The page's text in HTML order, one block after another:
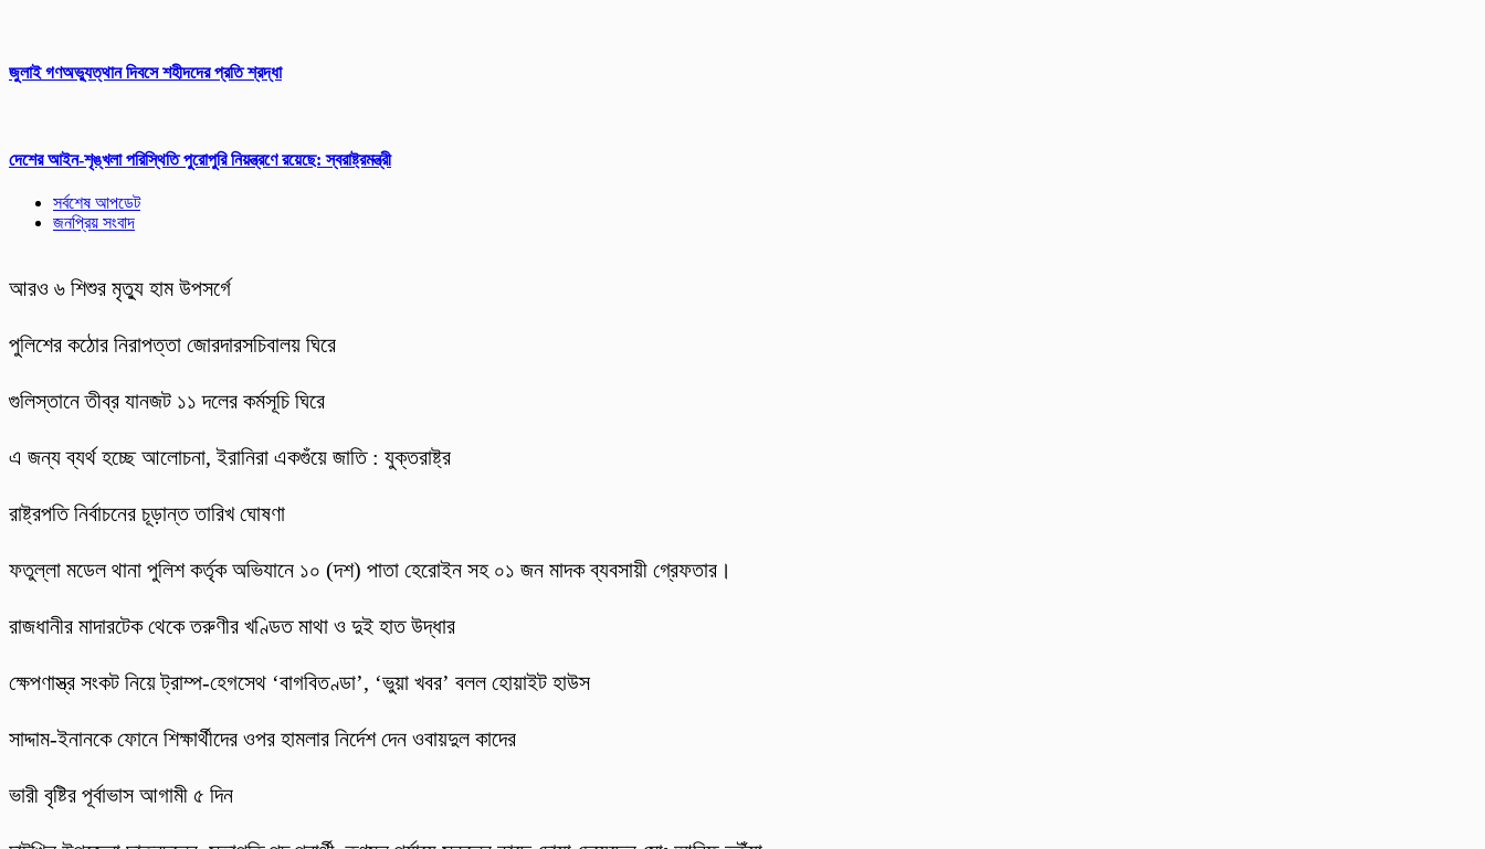
জুলাই গণঅভ্যুত্থান দিবসে শহীদদের প্রতি শ্রদ্ধা
দেশের আইন-শৃঙ্খলা পরিস্থিতি পুরোপুরি নিয়ন্ত্রণে রয়েছে: স্বরাষ্ট্রমন্ত্রী
সর্বশেষ আপডেট
জনপ্রিয় সংবাদ
আরও ৬ শিশুর মৃত্যু হাম উপসর্গে
পুলিশের কঠোর নিরাপত্তা জোরদারসচিবালয় ঘিরে
গুলিস্তানে তীব্র যানজট ১১ দলের কর্মসূচি ঘিরে
এ জন্য ব্যর্থ হচ্ছে আলোচনা, ইরানিরা একগুঁয়ে জাতি : যুক্তরাষ্ট্র
রাষ্ট্রপতি নির্বাচনের চূড়ান্ত তারিখ ঘোষণা
ফতুল্লা মডেল থানা পুলিশ কর্তৃক অভিযানে ১০ (দশ) পাতা হেরোইন সহ ০১ জন মাদক ব্যবসায়ী গ্রেফতার।
রাজধানীর মাদারটেক থেকে তরুণীর খণ্ডিত মাথা ও দুই হাত উদ্ধার
ক্ষেপণাস্ত্র সংকট নিয়ে ট্রাম্প-হেগসেথ ‘বাগবিতণ্ডা’, ‘ভুয়া খবর’ বলল হোয়াইট হাউস
সাদ্দাম-ইনানকে ফোনে শিক্ষার্থীদের ওপর হামলার নির্দেশ দেন ওবায়দুল কাদের
ভারী বৃষ্টির পূর্বাভাস আগামী ৫ দিন